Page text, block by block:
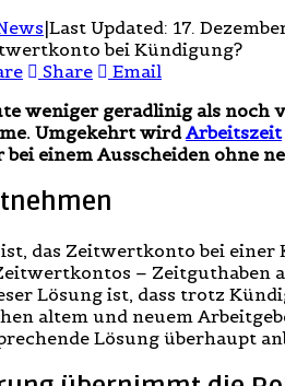
|Last Updated: 17.
Share
Email
weniger geradlinig als noch
Umgekehrt wirdArbeitszeit
bei einem Ausscheiden ohne
das Zeitwertkonto bei
–
Lösung ist, dass trotz
altem und neuem
Lösung überhaupt